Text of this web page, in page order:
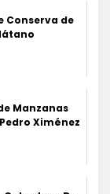
Conserva de
Manzanas
Ximénez